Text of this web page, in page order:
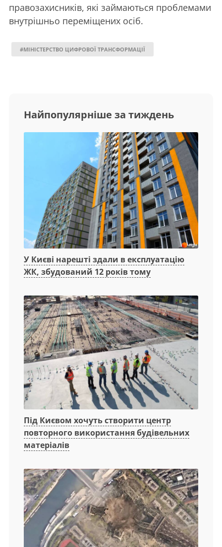
правозахисників, які займаються проблемами
внутрішньо переміщених осіб.
#МІНІСТЕРСТВО ЦИФРОВОЇ ТРАНСФОРМАЦІЇ
Найпопулярніше за тиждень
У Києві нарешті здали в експлуатацію
ЖК, збудований 12 років тому
Під Києвом хочуть створити центр
повторного використання будівельних
матеріалів